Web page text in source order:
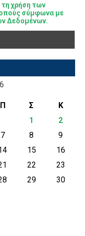
χρήση των
σύμφωνα με
Δεδομένων.
Π Σ
Κ
1
2
7 8
9
15
16
22
23
29
30